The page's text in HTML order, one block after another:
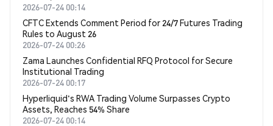
2026-07-24 00:14
CFTC Extends Comment Period for 24/7 Futures Trading
Rules to August 26
2026-07-24 00:26
Zama Launches Confidential RFQ Protocol for Secure
Institutional Trading
2026-07-24 00:17
Hyperliquid's RWA Trading Volume Surpasses Crypto
Assets, Reaches 54% Share
2026-07-24 00:14